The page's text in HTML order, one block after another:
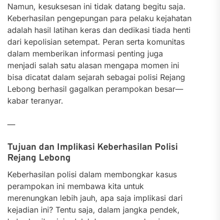
Namun, kesuksesan ini tidak datang begitu saja.
Keberhasilan pengepungan para pelaku kejahatan
adalah hasil latihan keras dan dedikasi tiada henti
dari kepolisian setempat. Peran serta komunitas
dalam memberikan informasi penting juga
menjadi salah satu alasan mengapa momen ini
bisa dicatat dalam sejarah sebagai polisi Rejang
Lebong berhasil gagalkan perampokan besar—
kabar teranyar.
—
Tujuan dan Implikasi Keberhasilan Polisi
Rejang Lebong
Keberhasilan polisi dalam membongkar kasus
perampokan ini membawa kita untuk
merenungkan lebih jauh, apa saja implikasi dari
kejadian ini? Tentu saja, dalam jangka pendek,